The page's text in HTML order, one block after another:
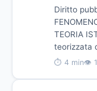
Diritto
TEORIA
teorizzata
⏱ 4 min👁